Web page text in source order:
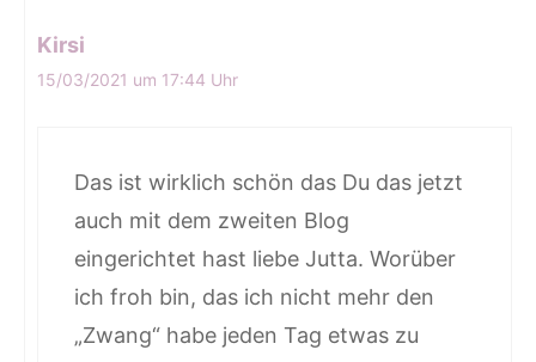
Kirsi
15/03/2021 um 17:44 Uhr
Das ist wirklich schön das Du das jetzt
auch mit dem zweiten Blog
eingerichtet hast liebe Jutta. Worüber
ich froh bin, das ich nicht mehr den
„Zwang“ habe jeden Tag etwas zu